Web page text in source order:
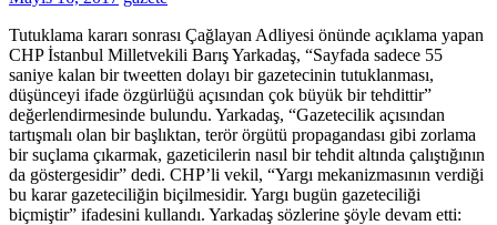
Tutuklama kararı sonrası Çağlayan Adliyesi önünde açıklama yapan
CHP İstanbul Milletvekili Barış Yarkadaş, “Sayfada sadece 55
saniye kalan bir tweetten dolayı bir gazetecinin tutuklanması,
düşünceyi ifade özgürlüğü açısından çok büyük bir tehdittir”
değerlendirmesinde bulundu. Yarkadaş, “Gazetecilik açısından
tartışmalı olan bir başlıktan, terör örgütü propagandası gibi zorlama
bir suçlama çıkarmak, gazeticilerin nasıl bir tehdit altında çalıştığının
da göstergesidir” dedi. CHP’li vekil, “Yargı mekanizmasının verdiği
bu karar gazeteciliğin biçilmesidir. Yargı bugün gazeteciliği
biçmiştir” ifadesini kullandı. Yarkadaş sözlerine şöyle devam etti: